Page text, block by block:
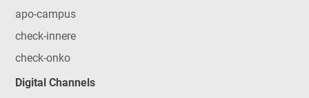
apo-campus
check-innere
check-onko
Digital Channels